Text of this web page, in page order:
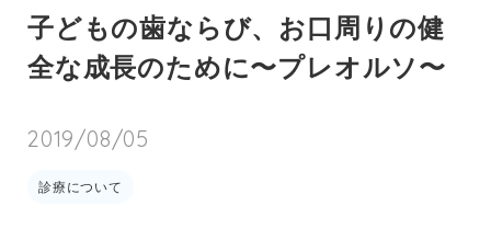
子どもの歯ならび、お口周りの健
全な成長のために〜プレオルソ〜
2019/08/05
診療について